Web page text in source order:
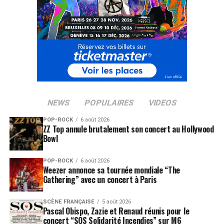
française.
LES FILMS DE GEORGE CLOONEY SONT
DISPONIBLES ICI
SUJETS ASSOCIÉS: BRAD PITT
GEORGE CLOONEY
NEWS POPULAIRES VIDEOS
POP-ROCK 6 août 2026
ZZ Top annule brutalement son concert au Hollywood
Bowl
POP-ROCK 6 août 2026
Weezer annonce sa tournée mondiale “The
Gathering” avec un concert à Paris
SCÈNE FRANÇAISE 5 août 2026
Pascal Obispo, Zazie et Renaud réunis pour le
concert “SOS Solidarité Incendies” sur M6